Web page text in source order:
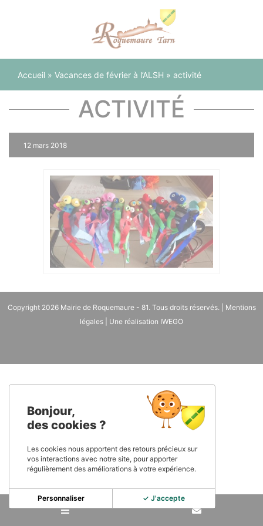
Accueil » Vacances de février à l’ALSH » activité
ACTIVITÉ
12 mars 2018
Copyright 2026 Mairie de Roquemaure - 81. Tous droits réservés. | Mentions
légales | Une réalisation IWEGO
Bonjour,
des cookies ?
Les cookies nous apportent des retours précieux sur
vos interactions avec notre site, pour apporter
régulièrement des améliorations à votre expérience.
✓ J'accepte
Personnaliser